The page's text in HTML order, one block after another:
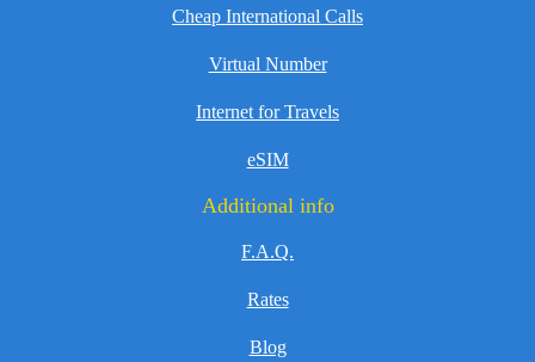
Cheap International Calls
Virtual Number
Internet for Travels
eSIM
Additional info
F.A.Q.
Rates
Blog